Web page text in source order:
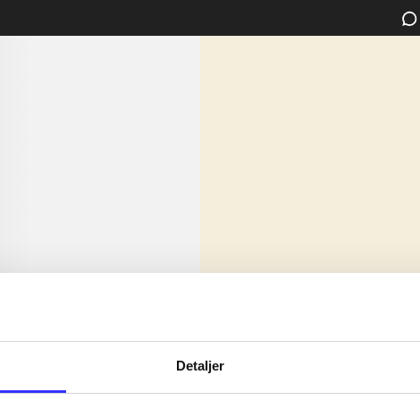
Detaljer
sit amet ...
sit amet ...